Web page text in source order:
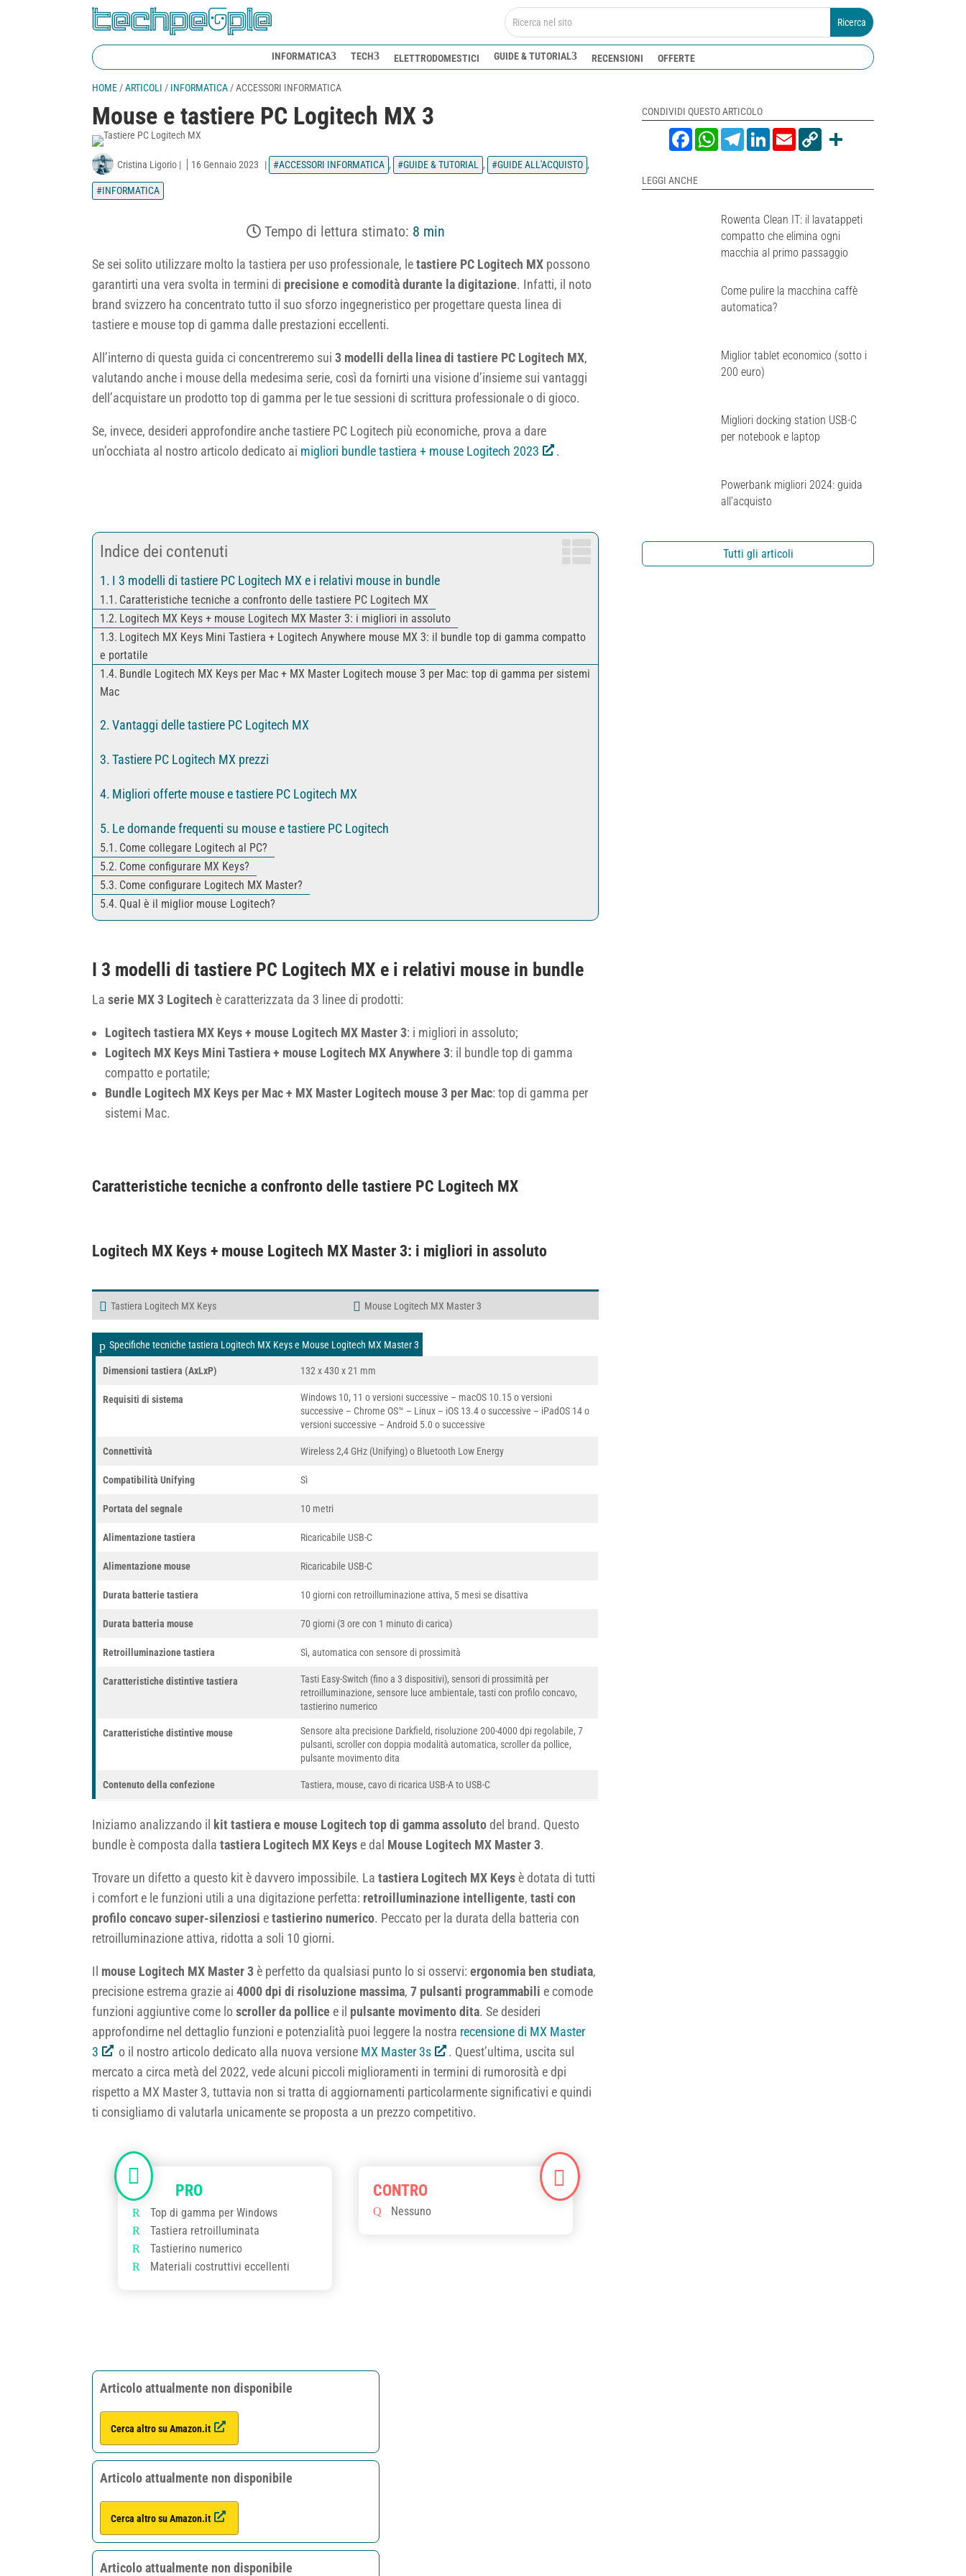
INFORMATICA TECH ELETTRODOMESTICI GUIDE & TUTORIAL RECENSIONI OFFERTE
HOME/ARTICOLI / INFORMATICA/ACCESSORI INFORMATICA
Mouse e tastiere PC Logitech MX 3
Cristina Ligorio| 16 Gennaio 2023 | ACCESSORI INFORMATICA , GUIDE & TUTORIAL , GUIDE ALL'ACQUISTO ,
INFORMATICA
Tempo di lettura stimato: 8 min
Se sei solito utilizzare molto la tastiera per uso professionale, letastiere PC Logitech MXpossono
garantirti una vera svolta in termini di precisione e comodità durante la digitazione. Infatti, il noto
brand svizzero ha concentrato tutto il suo sforzo ingegneristico per progettare questa linea di
tastiere e mouse top di gamma dalle prestazioni eccellenti.
All’interno di questa guida ci concentreremo sui 3 modelli della linea di tastiere PC Logitech MX,
valutando anche i mouse della medesima serie, così da fornirti una visione d’insieme sui vantaggi
dell’acquistare un prodotto top di gamma per le tue sessioni di scrittura professionale o di gioco.
Se, invece, desideri approfondire anche tastiere PC Logitech più economiche, prova a dare
un’occhiata al nostro articolo dedicato ai migliori bundle tastiera + mouse Logitech 2023 .
Indice dei contenuti
I 3 modelli di tastiere PC Logitech MX e i relativi mouse in bundle
Caratteristiche tecniche a confronto delle tastiere PC Logitech MX
Logitech MX Keys + mouse Logitech MX Master 3: i migliori in assoluto
Logitech MX Keys Mini Tastiera + Logitech Anywhere mouse MX 3: il bundle top di gamma compatto
e portatile
Bundle Logitech MX Keys per Mac + MX Master Logitech mouse 3 per Mac: top di gamma per sistemi
Mac
Vantaggi delle tastiere PC Logitech MX
Tastiere PC Logitech MX prezzi
Migliori offerte mouse e tastiere PC Logitech MX
Le domande frequenti su mouse e tastiere PC Logitech
Come collegare Logitech al PC?
Come configurare MX Keys?
Come configurare Logitech MX Master?
Qual è il miglior mouse Logitech?
I 3 modelli di tastiere PC Logitech MX e i relativi mouse in bundle
La serie MX 3 Logitech è caratterizzata da 3 linee di prodotti:
Logitech tastiera MX Keys + mouse Logitech MX Master 3: i migliori in assoluto;
Logitech MX Keys Mini Tastiera + mouse Logitech MX Anywhere 3: il bundle top di gamma
compatto e portatile;
Bundle Logitech MX Keys per Mac + MX Master Logitech mouse 3 per Mac: top di gamma per
sistemi Mac.
Caratteristiche tecniche a confronto delle tastiere PC Logitech MX
Logitech MX Keys + mouse Logitech MX Master 3: i migliori in assoluto
Tastiera Logitech MX Keys Mouse Logitech MX Master 3
Dimensioni tastiera (AxLxP) 132 x 430 x 21 mm
Requisiti di sistema
Windows 10, 11 o versioni successive – macOS 10.15 o versioni
successive – Chrome OS™ – Linux – iOS 13.4 o successive – iPadOS 14 o
versioni successive – Android 5.0 o successive
Connettività Wireless 2,4 GHz (Unifying) o Bluetooth Low Energy
Compatibilità Unifying Sì
Portata del segnale 10 metri
Alimentazione tastiera Ricaricabile USB-C
Alimentazione mouse Ricaricabile USB-C
Durata batterie tastiera 10 giorni con retroilluminazione attiva, 5 mesi se disattiva
Durata batteria mouse 70 giorni (3 ore con 1 minuto di carica)
Retroilluminazione tastiera Sì, automatica con sensore di prossimità
Caratteristiche distintive tastiera
Tasti Easy-Switch (fino a 3 dispositivi), sensori di prossimità per
retroilluminazione, sensore luce ambientale, tasti con profilo concavo,
tastierino numerico
Caratteristiche distintive mouse
Sensore alta precisione Darkfield, risoluzione 200-4000 dpi regolabile, 7
pulsanti, scroller con doppia modalità automatica, scroller da pollice,
pulsante movimento dita
Contenuto della confezione Tastiera, mouse, cavo di ricarica USB-A to USB-C
Specifiche tecniche tastiera Logitech MX Keys e Mouse Logitech MX Master 3
Iniziamo analizzando il kit tastiera e mouse Logitech top di gamma assolutodel brand. Questo
bundle è composta dalla tastiera Logitech MX Keyse dal Mouse Logitech MX Master 3.
Trovare un difetto a questo kit è davvero impossibile. La tastiera Logitech MX Keysè dotata di tutti
i comfort e le funzioni utili a una digitazione perfetta: retroilluminazione intelligente, tasti con
profilo concavo super-silenziosi etastierino numerico. Peccato per la durata della batteria con
retroilluminazione attiva, ridotta a soli 10 giorni.
Il mouse Logitech MX Master 3è perfetto da qualsiasi punto lo si osservi: ergonomia ben studiata,
precisione estrema grazie ai 4000 dpi di risoluzione massima, 7 pulsanti programmabili e comode
funzioni aggiuntive come loscroller da pollice e il pulsante movimento dita. Se desideri
approfondirne nel dettaglio funzioni e potenzialità puoi leggere la nostra recensione di MX Master
3
o il nostro articolo dedicato alla nuova versione MX Master 3s
. Quest’ultima, uscita sul
mercato a circa metà del 2022, vede alcuni piccoli miglioramenti in termini di rumorosità e dpi
rispetto a MX Master 3, tuttavia non si tratta di aggiornamenti particolarmente significativi e quindi
ti consigliamo di valutarla unicamente se proposta a un prezzo competitivo.
Top di gamma per Windows
Tastiera retroilluminata
Tastierino numerico
Materiali costruttivi eccellenti
Nessuno
Articolo attualmente non disponibile
Cerca altro su Amazon.it
Articolo attualmente non disponibile
Cerca altro su Amazon.it
Articolo attualmente non disponibile
CONDIVIDI QUESTO ARTICOLO
FacebookWhatsAppTelegramLinkedInEmail Copy
Link
LEGGI ANCHE
Rowenta Clean IT: il lavatappeti
compatto che elimina ogni
macchia al primo passaggio
Come pulire la macchina caffè
automatica?
Miglior tablet economico (sotto i
200 euro)
Migliori docking station USB-C
per notebook e laptop
Powerbank migliori 2024: guida
all’acquisto
Tutti gli articoli